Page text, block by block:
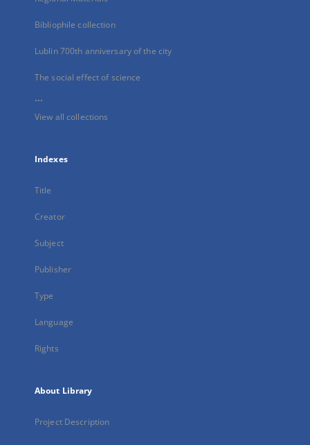
Bibliophile collection
Lublin 700th anniversary of the city
The social effect of science
...
View all collections
Indexes
Title
Creator
Subject
Publisher
Type
Language
Rights
About Library
Project Description